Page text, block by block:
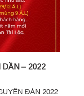
DẦN – 2022
ĐÁN 2022